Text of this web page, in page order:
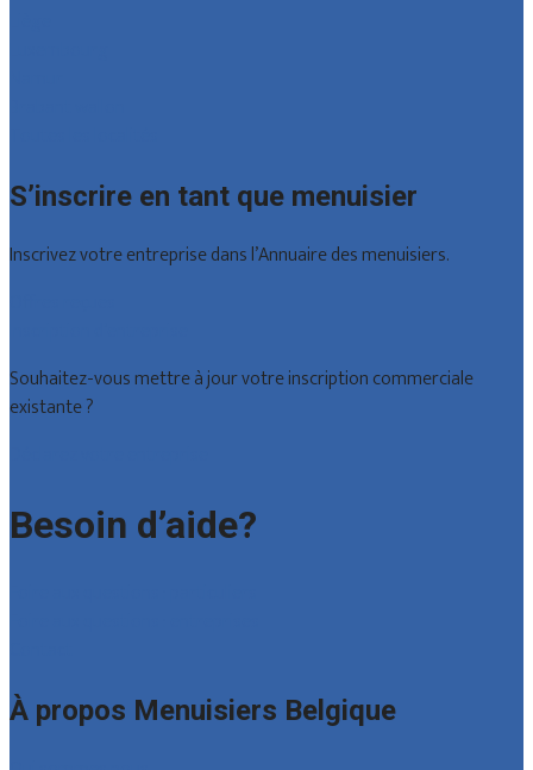
S’inscrire en tant que menuisier
Inscrivez votre entreprise dans l’Annuaire des menuisiers.
Souhaitez-vous mettre à jour votre inscription commerciale
existante ?
Besoin d’aide?
À propos Menuisiers Belgique